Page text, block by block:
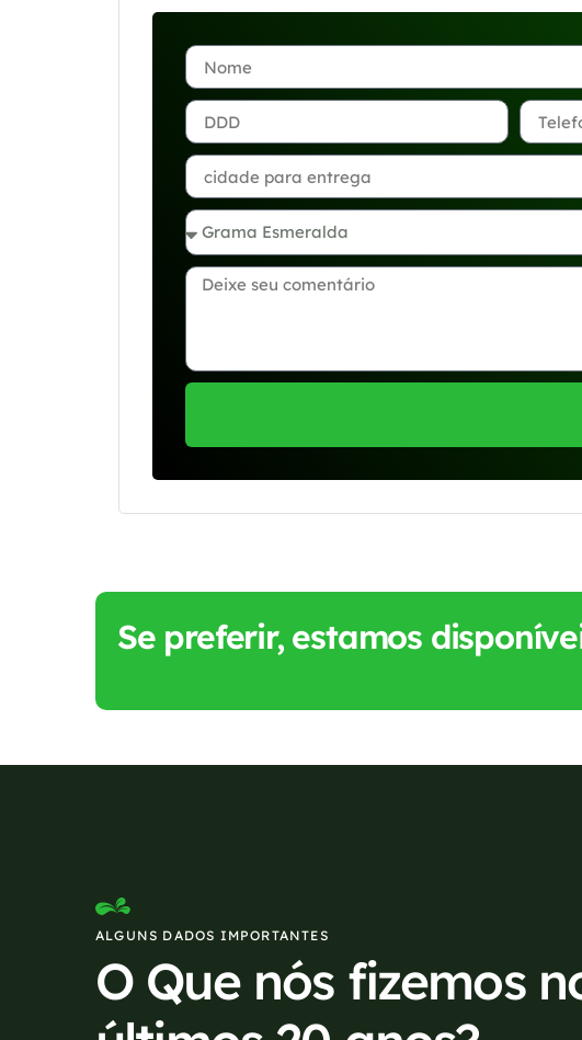
Se preferir, estamos
ALGUNS DADOS IMPORTANTES
O Que nós fizemos